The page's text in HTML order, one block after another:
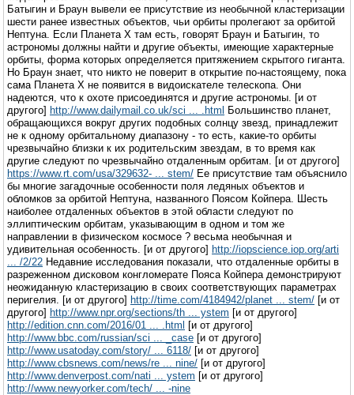
Батыгин и Браун вывели ее присутствие из необычной кластеризации
шести ранее известных объектов, чьи орбиты пролегают за орбитой
Нептуна. Если Планета X там есть, говорят Браун и Батыгин, то
астрономы должны найти и другие объекты, имеющие характерные
орбиты, форма которых определяется притяжением скрытого гиганта.
Но Браун знает, что никто не поверит в открытие по-настоящему, пока
сама Планета X не появится в видоискателе телескопа. Они
надеются, что к охоте присоединятся и другие астрономы. [и от
другого] http://www.dailymail.co.uk/sci ... .html
Большинство планет,
обращающихся вокруг других подобных солнцу звезд, принадлежит
не к одному орбитальному диапазону - то есть, какие-то орбиты
чрезвычайно близки к их родительским звездам, в то время как
другие следуют по чрезвычайно отдаленным орбитам. [и от другого]
https://www.rt.com/usa/329632- ... stem/ Ее присутствие там объяснило
бы многие загадочные особенности поля ледяных объектов и
обломков за орбитой Нептуна, названного Поясом Койпера. Шесть
наиболее отдаленных объектов в этой области следуют по
эллиптическим орбитам, указывающим в одном и том же
направлении в физическом космосе ? весьма необычная и
удивительная особенность. [и от другого] http://iopscience.iop.org/arti
... /2/22 Недавние исследования показали, что отдаленные орбиты в
разреженном дисковом конгломерате Пояса Койпера демонстрируют
неожиданную кластеризацию в своих соответствующих параметрах
перигелия. [и от другого] http://time.com/4184942/planet ... stem/ [и от
другого] http://www.npr.org/sections/th ... ystem [и от другого]
http://edition.cnn.com/2016/01 ... .html
[и от другого]
http://www.bbc.com/russian/sci ... _case [и от другого]
http://www.usatoday.com/story/ ... 6118/ [и от другого]
http://www.cbsnews.com/news/re ... nine/ [и от другого]
http://www.denverpost.com/nati ... ystem [и от другого]
http://www.newyorker.com/tech/ ... -nine